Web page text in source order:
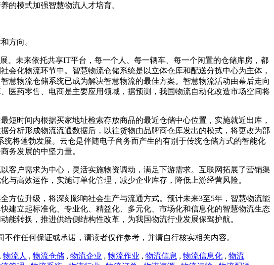
的模式加强智慧物流人才培育。
方向。
。未来依托共享IT平台，每一个人、每一辆车、每一个闲置的仓储库房，都
化物流环节中。智慧物流仓储系统是以立体仓库和配送分拣中心为主体，
慧物流仓储系统已成为解决智慧物流的最佳方案。智慧物流活动由幕后走向
医药零售、电商是主要应用领域，据预测，我国物流自动化改造市场空间将
时间内根据买家地址检索存放商品的最近仓储中心位置，实施就近出库，
分析形成物流流通数据后，以往货物由品牌商仓库发出的模式，将更改为部
将蓬勃发展。云仓是伴随电子商务而产生的有别于传统仓储方式的智能化
务发展的中坚力量。
客户需求为中心，灵活实施物资调动，满足下游需求。互联网拓展了营销渠
高效运作，实施订单化管理，减少企业库存，降低上游经营风险。
方位升级，将深刻影响社会生产与流通方式。预计未来3至5年，智慧物流能
建立起标准化、专业化、精益化、多元化、市场化和信息化的智慧物流生态
转换，推进供给侧结构性改革，为我国物流行业发展保驾护航。
作任何保证或承诺，请读者仅作参考，并请自行核实相关内容。
, 物流人 , 物流仓储 , 物流企业 , 物流作业 , 物流信息 , 物流信息化 , 物流